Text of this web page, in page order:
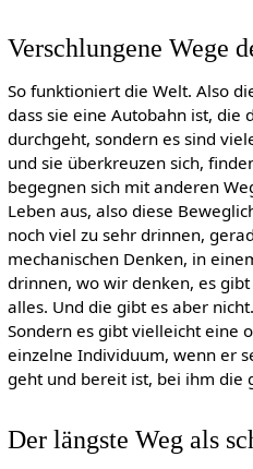
Verschlungene Wege
So funktioniert die Welt. Also
dass sie eine Autobahn ist, die
durchgeht, sondern es sind
und sie überkreuzen sich,
begegnen sich mit anderen
Leben aus, also diese
noch viel zu sehr drinnen,
mechanischen Denken, in
drinnen, wo wir denken, es
alles. Und die gibt es aber
Sondern es gibt vielleicht eine
einzelne Individuum, wenn er
geht und bereit ist, bei ihm die
Der längste Weg als